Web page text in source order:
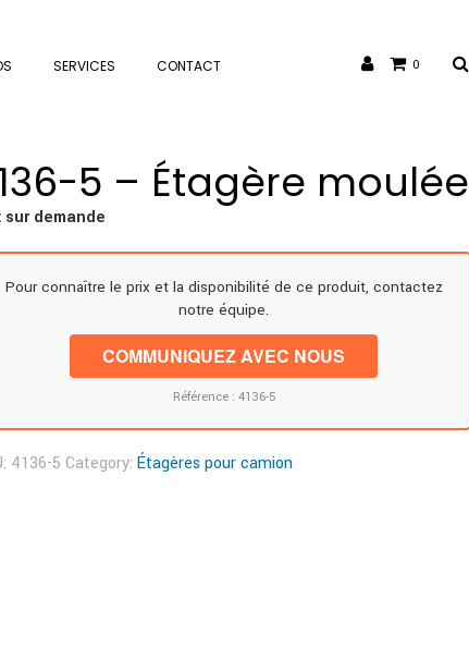
SERVICES CONTACT 0
5 – Étagère moulée
sur demande
Pour connaître le prix et la disponibilité de ce produit, contactez
notre équipe.
COMMUNIQUEZ AVEC NOUS
Référence : 4136-5
4136-5 Category:Étagères pour camion